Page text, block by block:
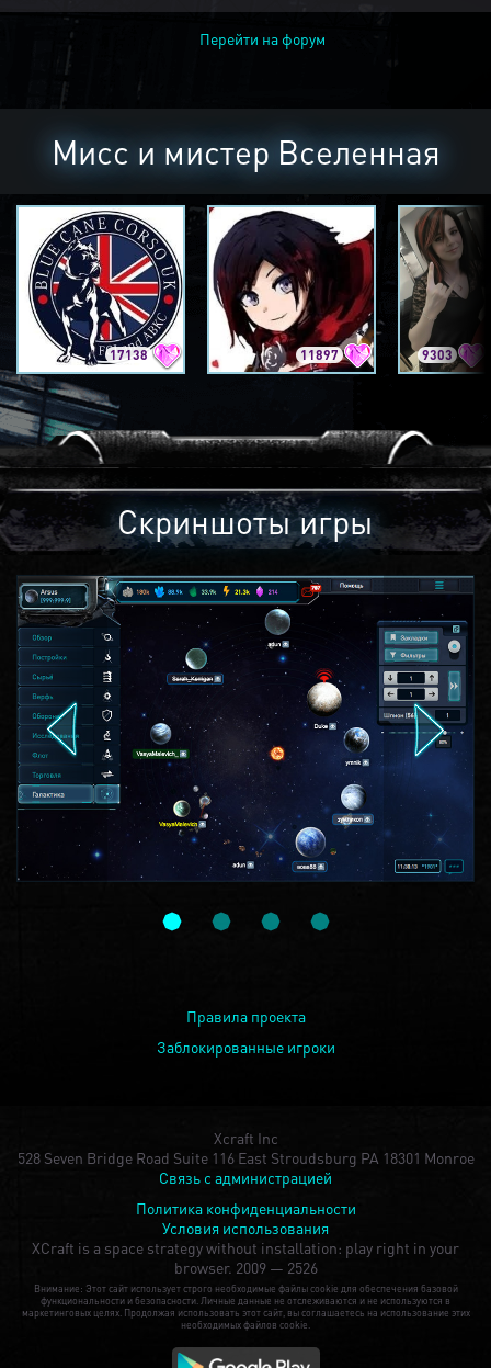
Перейти на форум
Мисс и мистер Вселенная
17138 11897 9303
Скриншоты игры
Правила проекта
Заблокированные игроки
Xcraft Inc
528 Seven Bridge Road Suite 116 East Stroudsburg PA 18301 Monroe
Связь с администрацией
Политика конфиденциальности
Условия использования
XCraft is a space strategy without installation: play right in your
browser. 2009 — 2526
Внимание: Этот сайт использует строго необходимые файлы cookie для обеспечения базовой
функциональности и безопасности. Личные данные не отслеживаются и не используются в
маркетинговых целях. Продолжая использовать этот сайт, вы соглашаетесь на использование этих
необходимых файлов cookie.